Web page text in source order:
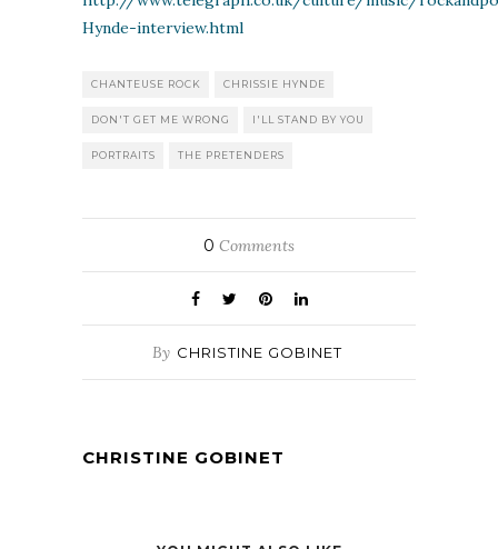
Hynde-interview.html
CHANTEUSE ROCK CHRISSIE HYNDE
DON'T GET ME WRONG I'LL STAND BY YOU
PORTRAITS THE PRETENDERS
0 Comments
By CHRISTINE GOBINET
CHRISTINE GOBINET